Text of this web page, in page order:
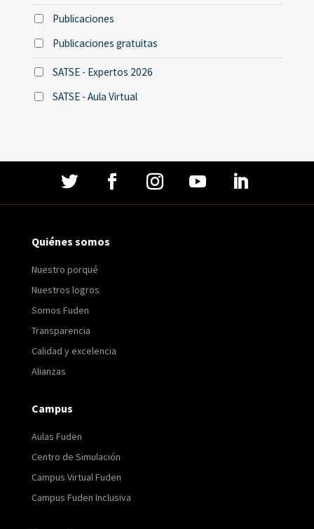
Publicaciones
Publicaciones gratuitas
SATSE - Expertos 2026
SATSE - Aula Virtual
Quiénes somos
Nuestro porqué
Nuestros logros
Somos Fuden
Transparencia
Calidad y excelencia
Alianzas
Campus
Aulas Fuden
Centro de Simulación
Campus Virtual Fuden
Campus Fuden Inclusiva